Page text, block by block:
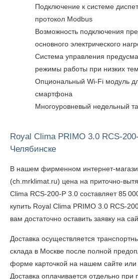
Подключение к системе
протокол Modbus
Возможность подключения
основного электрического
Система управления
режимы работы при низких
Опциональный Wi-Fi модуль
смартфона
Многоуровневый недельный
Royal Clima PRIMO 3.0 RCS-
Челябинске
В нашем фирменном интернет-
(ch.mrklimat.ru) цена на приточно-
Clima RCS-200-P 3.0 составляет 85
купить Royal Clima PRIMO 3.0 RCS-
вам достаточно оставить заявку на
Доставка осуществляется
склада в Москве после полной
форме карточкой на нашем сайте или
Доставка оплачивается отдельно при